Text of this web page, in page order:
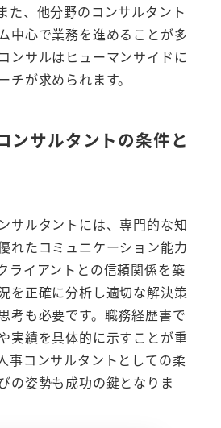
た、他分野のコンサルタント
中心で業務を進めることが多
ンサルはヒューマンサイドに
チが求められます。
ンサルタントの条件と
サルタントには、専門的な知
れたコミュニケーション能力
ライアントとの信頼関係を築
を正確に分析し適切な解決策
考も必要です。職務経歴書で
実績を具体的に示すことが重
事コンサルタントとしての柔
の姿勢も成功の鍵となりま